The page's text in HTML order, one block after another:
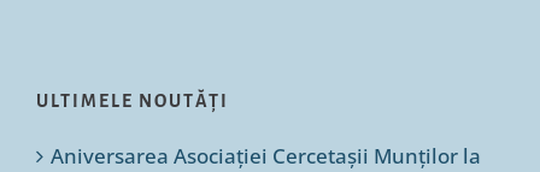
ULTIMELE NOUTĂȚI
Aniversarea Asociației Cercetașii Munților la